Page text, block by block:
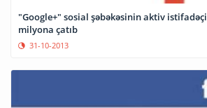
"Google+" sosial şəbəkəsinin aktiv
milyona çatıb
31-10-2013